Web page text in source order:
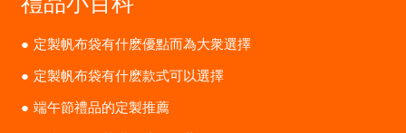
定製帆布袋有什麽優點而為大衆選擇
定製帆布袋有什麽款式可以選擇
端午節禮品的定製推薦